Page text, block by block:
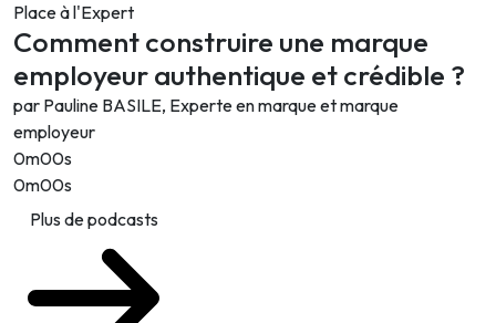
Place à l'Expert
Comment construire une marque
employeur authentique et crédible ?
par Pauline BASILE, Experte en marque et marque
employeur
0m00s
0m00s
Plus de podcasts